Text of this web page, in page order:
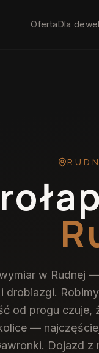
OfertaDla
w Rudnej
drobiazgi.
od progu czuje,
—
Dojazd